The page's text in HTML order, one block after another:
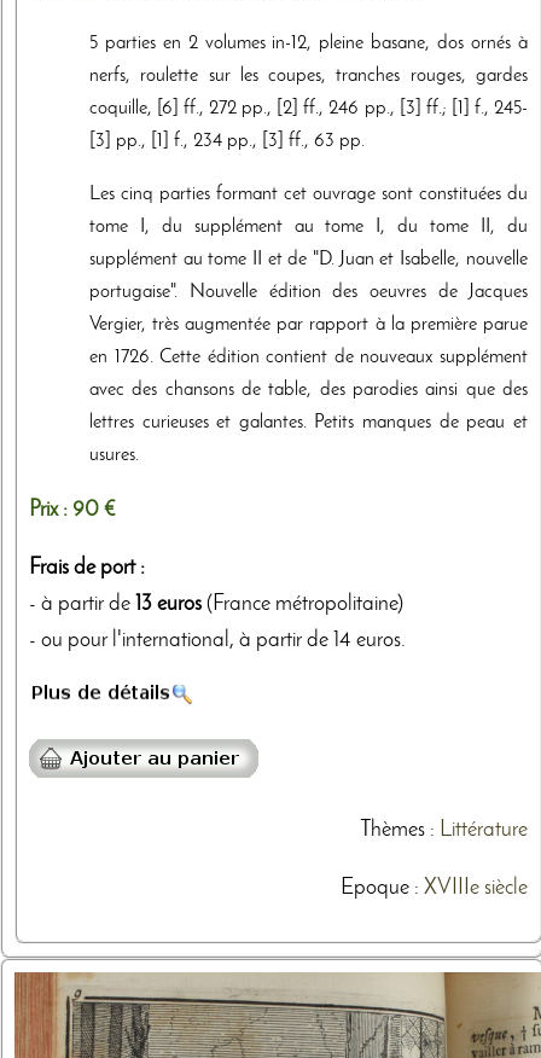
5 parties en 2 volumes in-12, pleine basane, dos ornés à
nerfs, roulette sur les coupes, tranches rouges, gardes
coquille, [6] ff., 272 pp., [2] ff., 246 pp., [3] ff.; [1] f., 245-
[3] pp., [1] f., 234 pp., [3] ff., 63 pp.
Les cinq parties formant cet ouvrage sont constituées du
tome I, du supplément au tome I, du tome II, du
supplément au tome II et de "D. Juan et Isabelle, nouvelle
portugaise". Nouvelle édition des oeuvres de Jacques
Vergier, très augmentée par rapport à la première parue
en 1726. Cette édition contient de nouveaux supplément
avec des chansons de table, des parodies ainsi que des
lettres curieuses et galantes. Petits manques de peau et
usures.
Prix : 90 €
Frais de port :
- à partir de 13 euros (France métropolitaine)
- ou pour l'international, à partir de 14 euros.
Thèmes: Littérature
Epoque : XVIIIe siècle